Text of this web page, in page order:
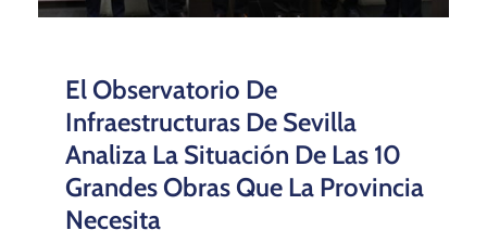
El Observatorio De
Infraestructuras De Sevilla
Analiza La Situación De Las 10
Grandes Obras Que La Provincia
Necesita